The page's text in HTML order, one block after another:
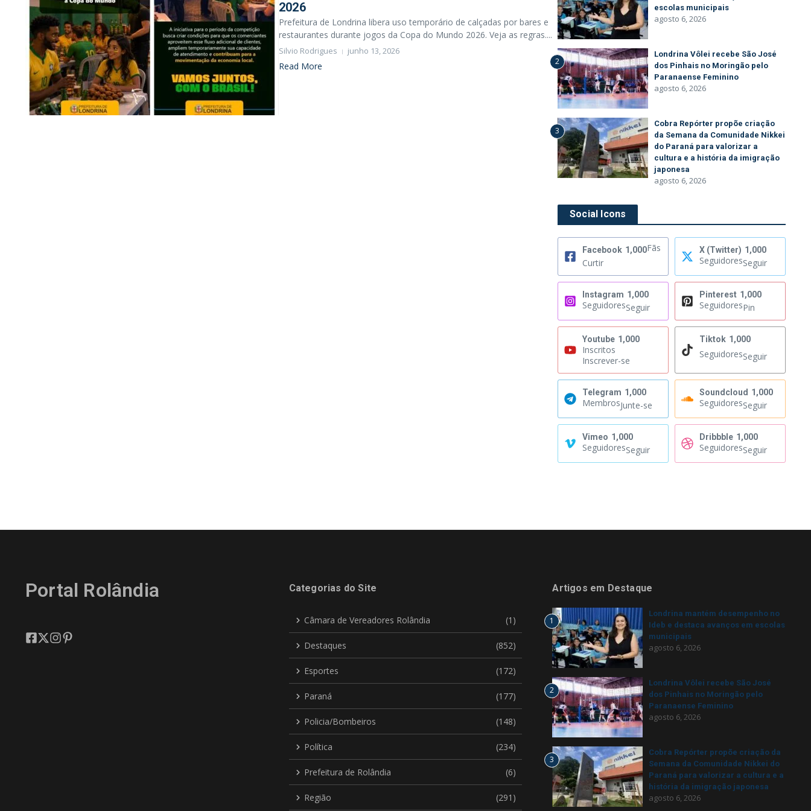
2026
Prefeitura de Londrina libera uso temporário de calçadas por bares e
restaurantes durante jogos da Copa do Mundo 2026. Veja as regras....
Silvio Rodrigues junho 13, 2026
Read More
escolas municipais
agosto 6, 2026
2
Londrina Vôlei recebe São José
dos Pinhais no Moringão pelo
Paranaense Feminino
agosto 6, 2026
3
Cobra Repórter propõe criação
da Semana da Comunidade Nikkei
do Paraná para valorizar a
cultura e a história da imigração
japonesa
agosto 6, 2026
Social Icons
Facebook 1,000Fãs
Curtir
X (Twitter) 1,000
SeguidoresSeguir
Instagram 1,000
SeguidoresSeguir
Pinterest 1,000
SeguidoresPin
Youtube 1,000
Inscritos
Inscrever-se
Tiktok 1,000
SeguidoresSeguir
Telegram 1,000
MembrosJunte-se
Soundcloud 1,000
SeguidoresSeguir
Vimeo 1,000
SeguidoresSeguir
Dribbble 1,000
SeguidoresSeguir
Portal Rolândia Categorias do Site
Câmara de Vereadores Rolândia (1)
Destaques (852)
Esportes (172)
Paraná (177)
Policia/Bombeiros (148)
Política (234)
Prefeitura de Rolândia (6)
Região (291)
Artigos em Destaque
1
Londrina mantém desempenho no
Ideb e destaca avanços em escolas
municipais
agosto 6, 2026
2
Londrina Vôlei recebe São José
dos Pinhais no Moringão pelo
Paranaense Feminino
agosto 6, 2026
3
Cobra Repórter propõe criação da
Semana da Comunidade Nikkei do
Paraná para valorizar a cultura e a
história da imigração japonesa
agosto 6, 2026